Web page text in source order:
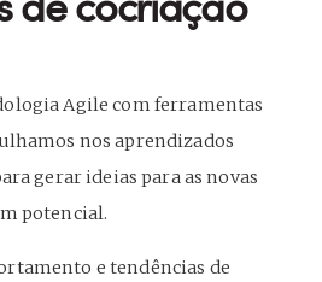
Agile com ferramentas
nos aprendizados
gerar ideias para as novas
potencial.
e tendências de